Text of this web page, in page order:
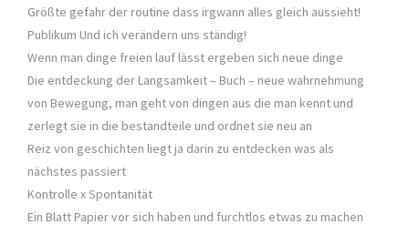
Größte gefahr der routine dass irgwann alles gleich aussieht!
Publikum Und ich verändern uns ständig!
Wenn man dinge freien lauf lässt ergeben sich neue dinge
Die entdeckung der Langsamkeit – Buch – neue wahrnehmung
von Bewegung, man geht von dingen aus die man kennt und
zerlegt sie in die bestandteile und ordnet sie neu an
Reiz von geschichten liegt ja darin zu entdecken was als
nächstes passiert
Kontrolle x Spontanität
Ein Blatt Papier vor sich haben und furchtlos etwas zu machen